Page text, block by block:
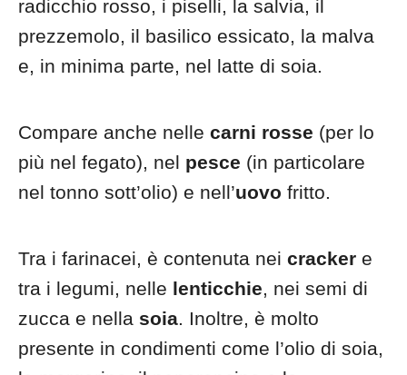
radicchio rosso, i piselli, la salvia, il
prezzemolo, il basilico essicato, la malva
e, in minima parte, nel latte di soia.
Compare anche nelle carni rosse (per lo
più nel fegato), nel pesce (in particolare
nel tonno sott’olio) e nell’uovo fritto.
Tra i farinacei, è contenuta nei cracker e
tra i legumi, nelle lenticchie, nei semi di
zucca e nella soia. Inoltre, è molto
presente in condimenti come l’olio di soia,